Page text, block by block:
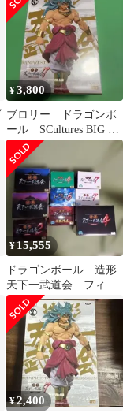
¥3,800
ブロリー ドラゴンボ
ール SCultures BIG 造
形天下一武道会7 其之
三
¥ 15,555
ドラゴンボール 造形
天下一武道会 フィギ
ュア 9体 セット
プライズ まとめ
¥2,400